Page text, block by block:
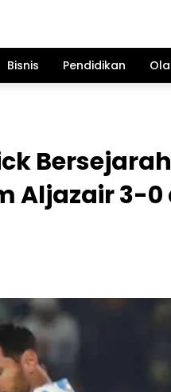
Bisnis Pendidikan
Aljazair 3-0